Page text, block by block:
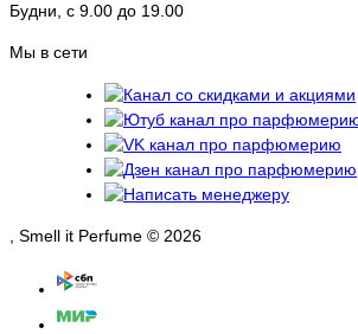
Будни, с 9.00 до 19.00
Мы в сети
, Smell it Perfume © 2026